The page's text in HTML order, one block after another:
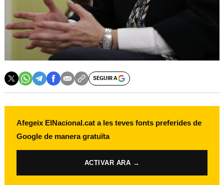
SEGUIR A
Afegeix ElNacional.cat a les teves fonts preferides de
Google de manera gratuïta
ACTIVAR ARA →